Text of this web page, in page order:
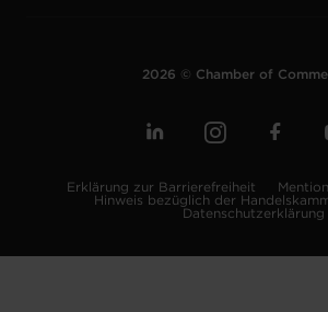
2026 © Chamber of
Erklärung zur Barrierefreiheit
Hinweis bezüglich der
Datenschutzerklärung